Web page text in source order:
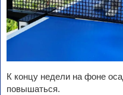
К концу недели на фоне
повышаться.